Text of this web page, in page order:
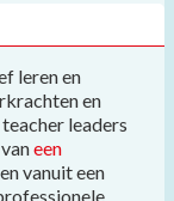
leren en
en
leaders
een
vanuit een